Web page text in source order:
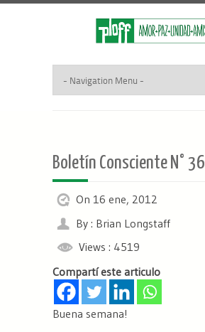
Boletín Consciente N° 36
On 16 ene, 2012
By : Brian Longstaff
Views : 4519
Compartí este articulo
Buena semana!